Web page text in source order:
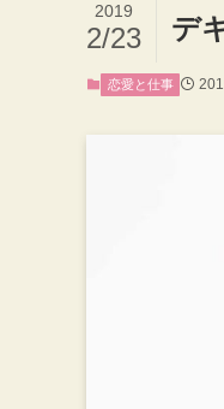
デ
2019
2/23
恋愛と仕事